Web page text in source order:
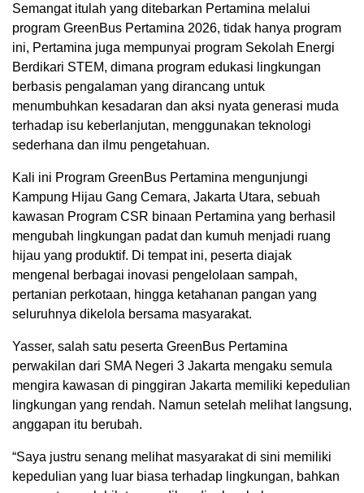
Semangat itulah yang ditebarkan Pertamina melalui
program GreenBus Pertamina 2026, tidak hanya program
ini, Pertamina juga mempunyai program Sekolah Energi
Berdikari STEM, dimana program edukasi lingkungan
berbasis pengalaman yang dirancang untuk
menumbuhkan kesadaran dan aksi nyata generasi muda
terhadap isu keberlanjutan, menggunakan teknologi
sederhana dan ilmu pengetahuan.
Kali ini Program GreenBus Pertamina mengunjungi
Kampung Hijau Gang Cemara, Jakarta Utara, sebuah
kawasan Program CSR binaan Pertamina yang berhasil
mengubah lingkungan padat dan kumuh menjadi ruang
hijau yang produktif. Di tempat ini, peserta diajak
mengenal berbagai inovasi pengelolaan sampah,
pertanian perkotaan, hingga ketahanan pangan yang
seluruhnya dikelola bersama masyarakat.
Yasser, salah satu peserta GreenBus Pertamina
perwakilan dari SMA Negeri 3 Jakarta mengaku semula
mengira kawasan di pinggiran Jakarta memiliki kepedulian
lingkungan yang rendah. Namun setelah melihat langsung,
anggapan itu berubah.
“Saya justru senang melihat masyarakat di sini memiliki
kepedulian yang luar biasa terhadap lingkungan, bahkan